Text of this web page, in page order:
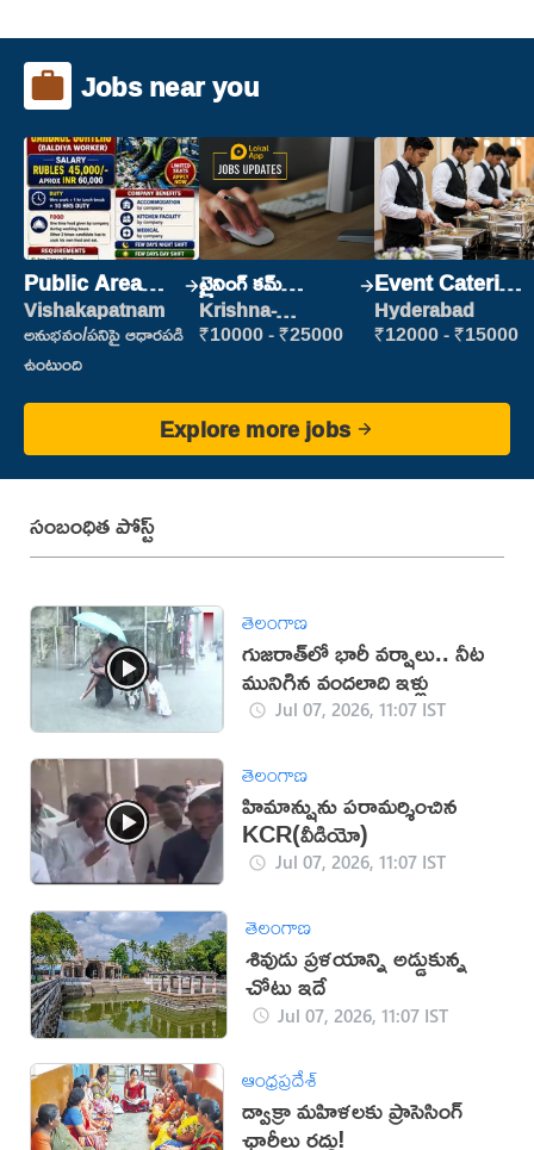
Jobs near you
Public Area
Cleaner
Vishakapatnam
అనుభవం/పనిపై ఆధారపడి
ఉంటుంది
ట్రైనింగ్ కమ్
ప్లేస్‌మెంట్
Krishna-
vijayawada
₹10000 - ₹25000
Event Catering
Staff
Hyderabad
₹12000 - ₹15000
Explore more jobs
సంబంధిత పోస్ట్
తెలంగాణ
గుజరాత్‌లో భారీ వర్షాలు.. నీట
మునిగిన వందలాది ఇళ్లు
Jul 07, 2026, 11:07 IST
తెలంగాణ
హిమాన్షును పరామర్శించిన
KCR(వీడియో)
Jul 07, 2026, 11:07 IST
తెలంగాణ
శివుడు ప్రళయాన్ని అడ్డుకున్న
చోటు ఇదే
Jul 07, 2026, 11:07 IST
ఆంధ్రప్రదేశ్
డ్వాక్రా మహిళలకు ప్రాసెసింగ్
ఛార్జీలు రద్దు!